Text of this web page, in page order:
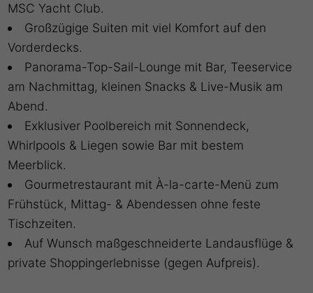
MSC Yacht Club.
Großzügige Suiten mit viel Komfort auf den
Vorderdecks.
Panorama-Top-Sail-Lounge mit Bar, Teeservice
am Nachmittag, kleinen Snacks & Live-Musik am
Abend.
Exklusiver Poolbereich mit Sonnendeck,
Whirlpools & Liegen sowie Bar mit bestem
Meerblick.
Gourmetrestaurant mit À-la-carte-Menü zum
Frühstück, Mittag- & Abendessen ohne feste
Tischzeiten.
Auf Wunsch maßgeschneiderte Landausflüge &
private Shoppingerlebnisse (gegen Aufpreis).